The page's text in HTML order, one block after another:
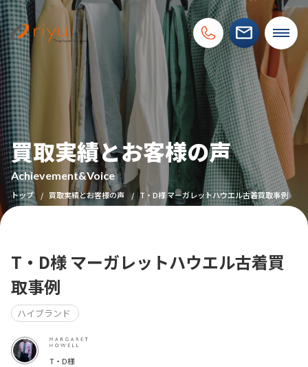
買取実績とお客様の声
Achievement&Voice
トップ 買取実績とお客様の声 T・D様 マーガレットハウエル古着買取事例
T・D様 マーガレットハウエル古着買
取事例
ハイブランド
T・D様